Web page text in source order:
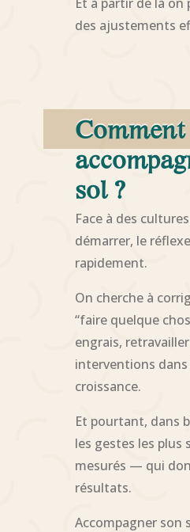
des ajustements
Comment
sol ?
Face à des
démarrer, le
rapidement.
On cherche à
“faire quelque
engrais,
interventions dans
croissance.
Et pourtant, dans
les gestes les
mesurés — qui
résultats.
Accompagner son